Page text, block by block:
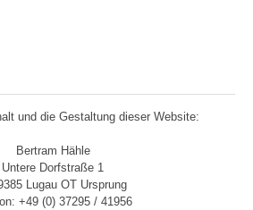
und die Gestaltung dieser Website:
Bertram Hähle
Untere Dorfstraße 1
Lugau OT Ursprung
+49 (0) 37295 / 41956